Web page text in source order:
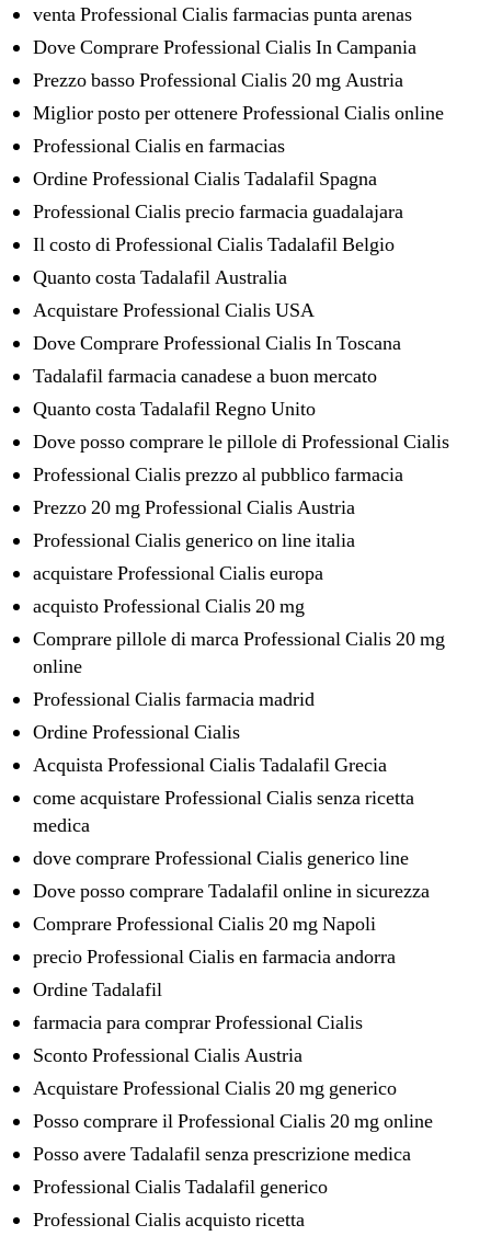
venta Professional Cialis farmacias punta arenas
Dove Comprare Professional Cialis In Campania
Prezzo basso Professional Cialis 20 mg Austria
Miglior posto per ottenere Professional Cialis online
Professional Cialis en farmacias
Ordine Professional Cialis Tadalafil Spagna
Professional Cialis precio farmacia guadalajara
Il costo di Professional Cialis Tadalafil Belgio
Quanto costa Tadalafil Australia
Acquistare Professional Cialis USA
Dove Comprare Professional Cialis In Toscana
Tadalafil farmacia canadese a buon mercato
Quanto costa Tadalafil Regno Unito
Dove posso comprare le pillole di Professional Cialis
Professional Cialis prezzo al pubblico farmacia
Prezzo 20 mg Professional Cialis Austria
Professional Cialis generico on line italia
acquistare Professional Cialis europa
acquisto Professional Cialis 20 mg
Comprare pillole di marca Professional Cialis 20 mg
online
Professional Cialis farmacia madrid
Ordine Professional Cialis
Acquista Professional Cialis Tadalafil Grecia
come acquistare Professional Cialis senza ricetta
medica
dove comprare Professional Cialis generico line
Dove posso comprare Tadalafil online in sicurezza
Comprare Professional Cialis 20 mg Napoli
precio Professional Cialis en farmacia andorra
Ordine Tadalafil
farmacia para comprar Professional Cialis
Sconto Professional Cialis Austria
Acquistare Professional Cialis 20 mg generico
Posso comprare il Professional Cialis 20 mg online
Posso avere Tadalafil senza prescrizione medica
Professional Cialis Tadalafil generico
Professional Cialis acquisto ricetta